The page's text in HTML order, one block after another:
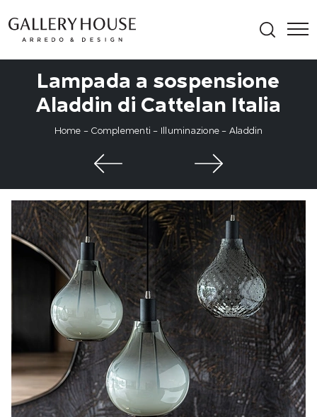
Lampada a sospensione
Aladdin di Cattelan Italia
Home - Complementi - Illuminazione - Aladdin